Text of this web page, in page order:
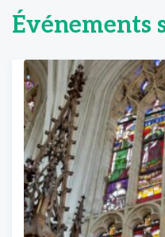
Événements